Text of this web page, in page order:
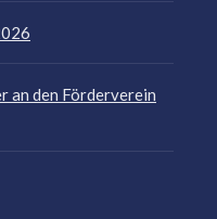
an den Förderverein